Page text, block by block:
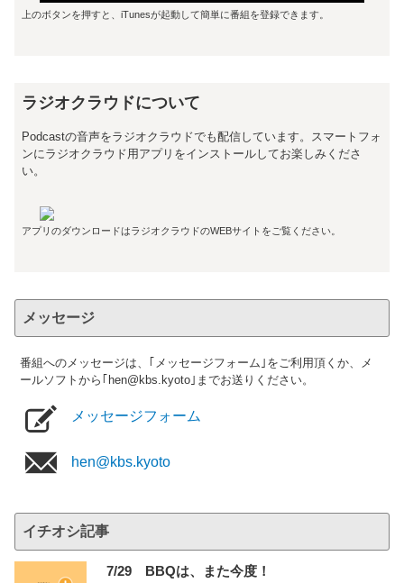
上のボタンを押すと、iTunesが起動して簡単に番組を登録できます。
ラジオクラウドについて
Podcastの音声をラジオクラウドでも配信しています。スマートフォ
ンにラジオクラウド用アプリをインストールしてお楽しみくださ
い。
アプリのダウンロードはラジオクラウドのWEBサイトをご覧ください。
メッセージ
番組へのメッセージは、｢メッセージフォーム｣をご利用頂くか、メ
ールソフトから｢hen@kbs.kyoto｣までお送りください。
メッセージフォーム
hen@kbs.kyoto
イチオシ記事
7/29 BBQは、また今度！